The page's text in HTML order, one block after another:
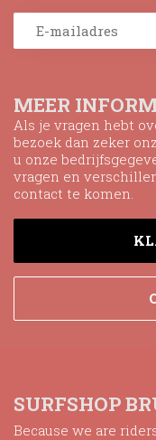
MEER
Als je vragen hebt
bezoek dan zeker
u onze
vragen en
contact te komen.
SURFSHOP
Because we are